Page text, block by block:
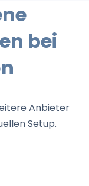
bei
Anbieter
Setup.